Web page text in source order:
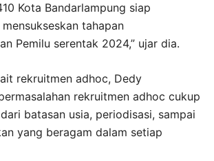
Kota Bandarlampung siap
tahapan
Pemilu serentak 2024,” ujar dia.
rekruitmen adhoc, Dedy
rekruitmen adhoc cukup
batasan usia, periodisasi, sampai
yang beragam dalam setiap